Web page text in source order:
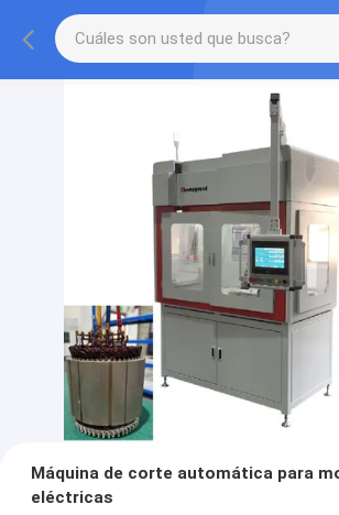
Máquina de corte automática para
eléctricas